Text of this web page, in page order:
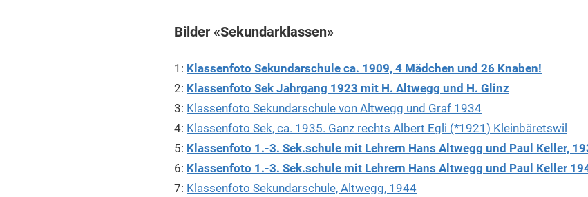
Bilder «Sekundarklassen»
1: Klassenfoto Sekundarschule ca. 1909, 4 Mädchen und 26 Knaben!
2: Klassenfoto Sek Jahrgang 1923 mit H. Altwegg und H. Glinz
3: Klassenfoto Sekundarschule von Altwegg und Graf 1934
4: Klassenfoto Sek, ca. 1935. Ganz rechts Albert Egli (*1921) Kleinbäretswil
5: Klassenfoto 1.-3. Sek.schule mit Lehrern Hans Altwegg und Paul Keller,
6: Klassenfoto 1.-3. Sek.schule mit Lehrern Hans Altwegg und Paul Keller
7: Klassenfoto Sekundarschule, Altwegg, 1944